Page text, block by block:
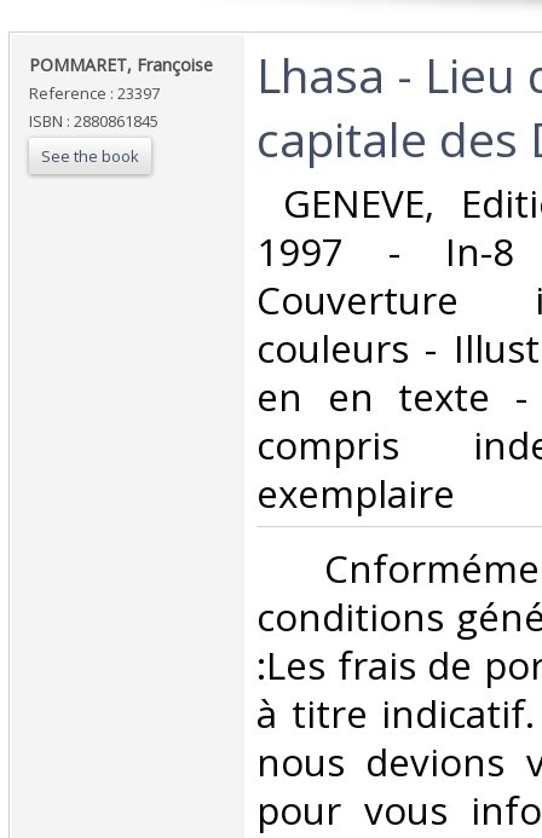
‎POMMARET, Françoise‎
Reference : 23397
ISBN : 2880861845
See the book
‎Lhasa - Lieu
capitale des
GENEVE,
1997 - In-
Couverture
couleurs -
en en texte -
compris
exemplaire‎
conditions
:Les frais de
à titre
nous devions
pour vous